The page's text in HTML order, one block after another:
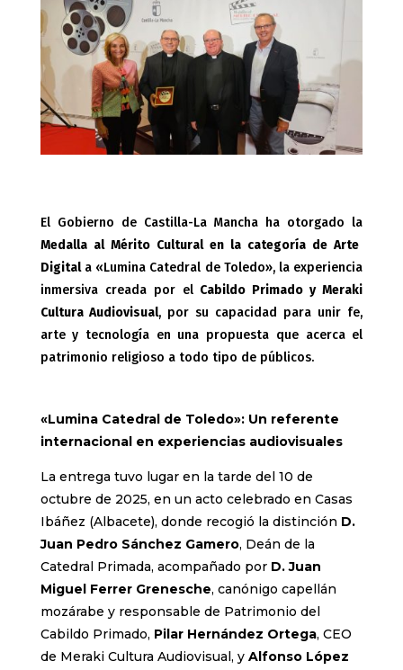
El Gobierno de Castilla-La Mancha ha otorgado la
Medalla al Mérito Cultural en la categoría de Arte
Digitala «Lumina Catedral de Toledo», la experiencia
inmersiva creada por el Cabildo Primado y Meraki
Cultura Audiovisual, por su capacidad para unir fe,
arte y tecnología en una propuesta que acerca el
patrimonio religioso a todo tipo de públicos.
«Lumina Catedral de Toledo»: Un referente
internacional en experiencias audiovisuales
La entrega tuvo lugar en la tarde del 10 de
octubre de 2025, en un acto celebrado en Casas
Ibáñez (Albacete), donde recogió la distinción D.
Juan Pedro Sánchez Gamero, Deán de la
Catedral Primada, acompañado por D. Juan
Miguel Ferrer Grenesche, canónigo capellán
mozárabe y responsable de Patrimonio del
Cabildo Primado, Pilar Hernández Ortega, CEO
de Meraki Cultura Audiovisual, y Alfonso López